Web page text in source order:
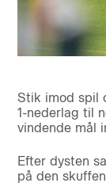
Stik imod spil
1-nederlag til
vindende mål
Efter dysten
på den